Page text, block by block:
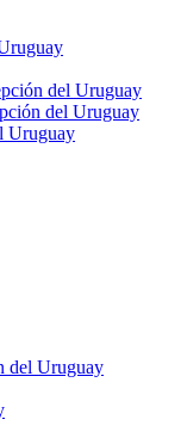
del Uruguay
del Uruguay
Uruguay
del Uruguay